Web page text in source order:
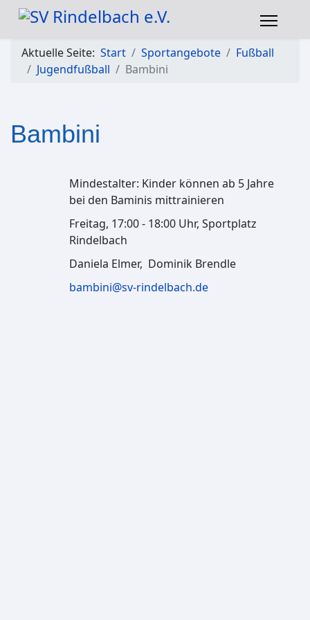
Aktuelle Seite: Start Sportangebote
Fußball
Jugendfußball
Bambini
Bambini
Mindestalter: Kinder können ab 5 Jahre
bei den Baminis mittrainieren
Freitag, 17:00 - 18:00 Uhr, Sportplatz
Rindelbach
Daniela Elmer, Dominik Brendle
bambini@sv-rindelbach.de